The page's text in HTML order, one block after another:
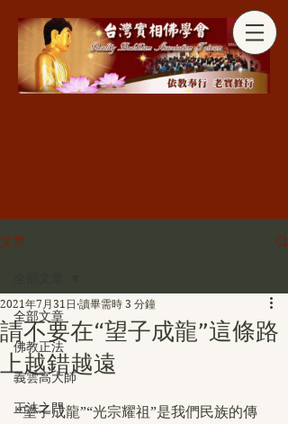
分享
文章
全部文章
佛教正法
義雲高大師
正法之門
請不要在“望子成龍”這條路
上越錯越遠
2021年7月31日 讀畢需時 3 分鐘
“望子成龍”“光宗耀祖”是我們民族的傳